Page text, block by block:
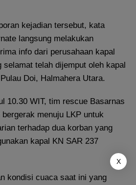
kejadian tersebut, kata
langsung melakukan
info dari perusahaan kapal
selamat telah dijemput oleh kapal
Doi, Halmahera Utara.
10.30 WIT, tim rescue Basarnas
menuju LKP untuk
terhadap dua korban yang
kapal KN SAR 237
kondisi cuaca saat ini yang
X